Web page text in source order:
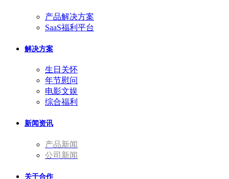
产品解决方案
SaaS福利平台
解决方案
生日关怀
年节慰问
电影文娱
综合福利
新闻资讯
产品新闻
公司新闻
关于合作